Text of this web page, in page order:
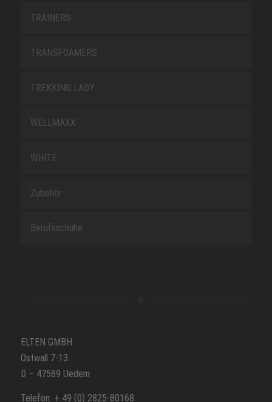
TRAINERS
TRANSFOAMERS
TREKKING LADY
WELLMAXX
WHITE
Zubehör
Berufsschuhe
ELTEN GMBH
Ostwall 7-13
D – 47589 Uedem
Telefon: + 49 (0) 2825-80168